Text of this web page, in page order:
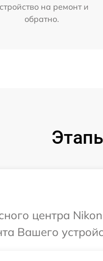
на ремонт и
обратно.
центра
Вашего